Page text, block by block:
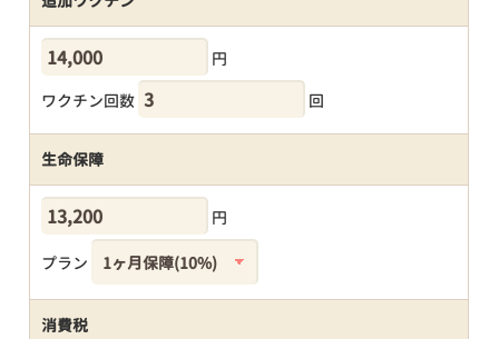
円
ワクチン回数
回
生命保障
円
プラン
消費税